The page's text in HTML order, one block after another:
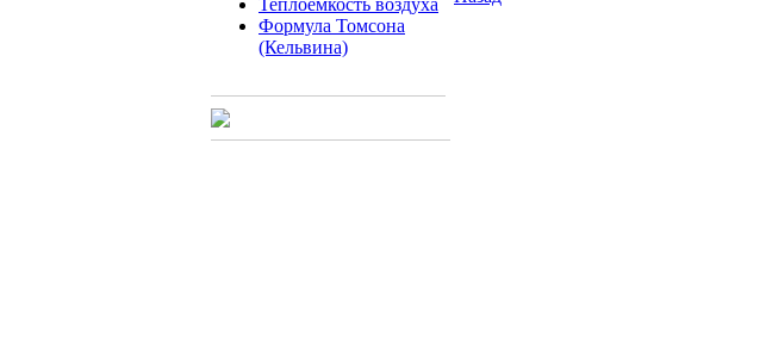
Теплоемкость воздуха
Формула Томсона
(Кельвина)